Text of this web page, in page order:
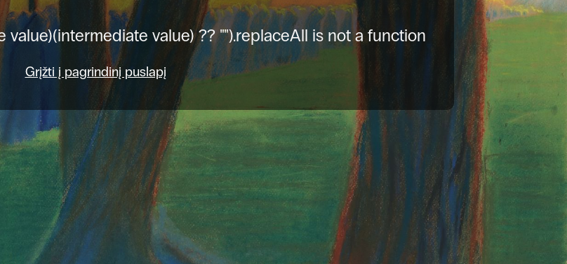
value) ?? "").replaceAll is not a function
Grįžti į pagrindinį puslapį